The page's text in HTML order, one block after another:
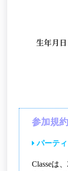
生年月日